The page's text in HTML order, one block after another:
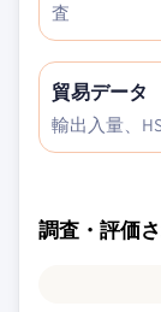
査
貿易データ
輸出入量、
調査・評価